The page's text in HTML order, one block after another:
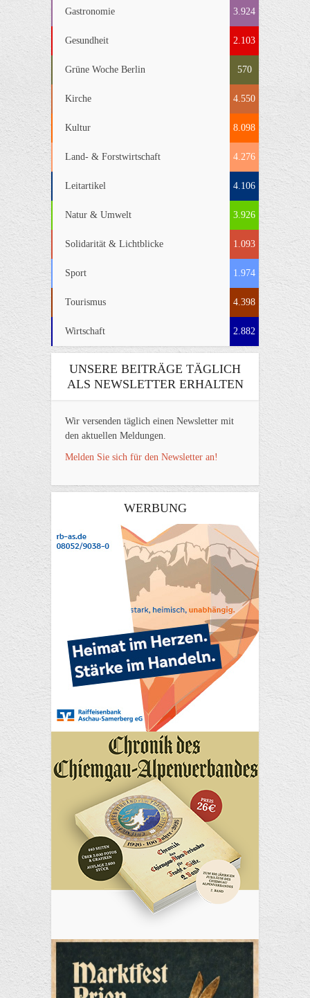
Gastronomie 3.924
Gesundheit 2.103
Grüne Woche Berlin 570
Kirche 4.550
Kultur 8.098
Land- & Forstwirtschaft 4.276
Leitartikel 4.106
Natur & Umwelt 3.926
Solidarität & Lichtblicke 1.093
Sport 1.974
Tourismus 4.398
Wirtschaft 2.882
UNSERE BEITRÄGE TÄGLICH
ALS NEWSLETTER ERHALTEN
Wir versenden täglich einen Newsletter mit
den aktuellen Meldungen.
Melden Sie sich für den Newsletter an!
WERBUNG